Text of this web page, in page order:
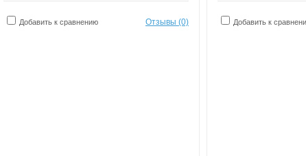
Добавить к сравнению Отзывы (0) Добавить к